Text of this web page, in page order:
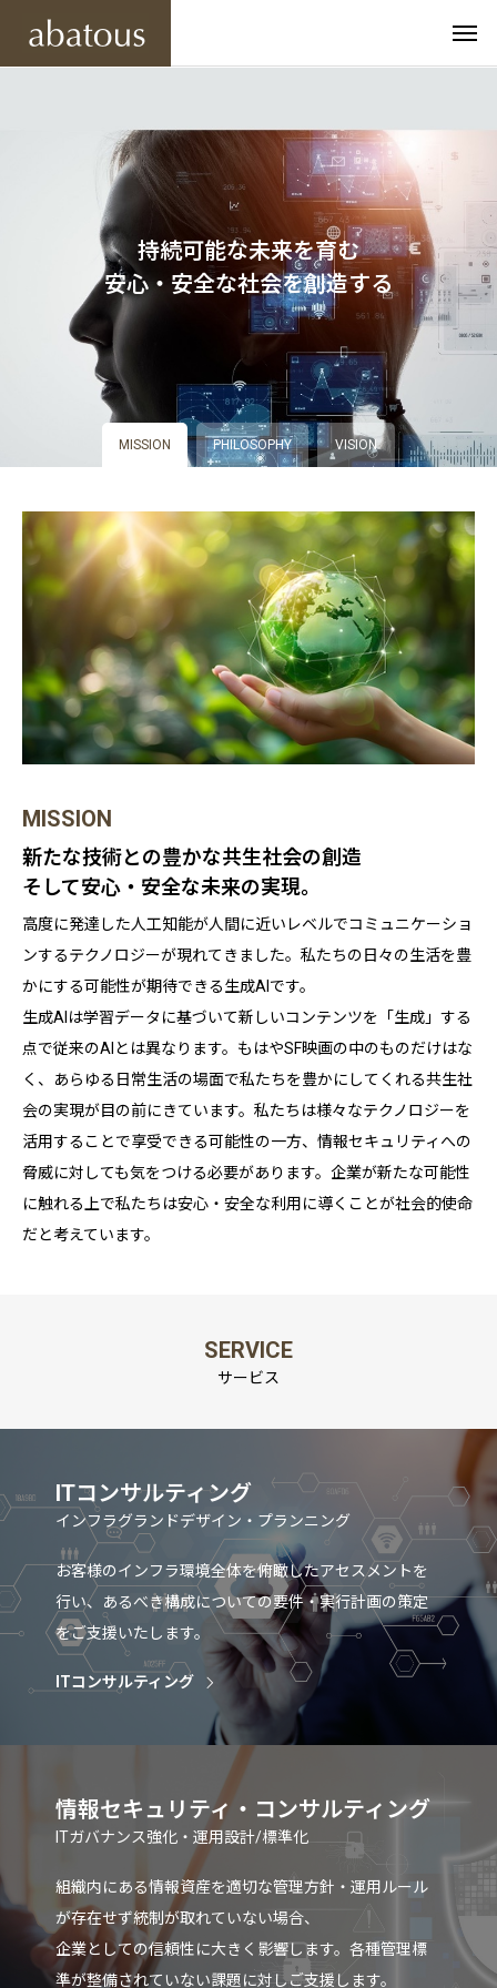
持続可能な未来を育む
安心・安全な社会を創造する
MISSION PHILOSOPHY VISION
MISSION
新たな技術との豊かな共生社会の創造
そして安心・安全な未来の実現。
高度に発達した人工知能が人間に近いレベルでコミュニケーショ
ンするテクノロジーが現れてきました。私たちの日々の生活を豊
かにする可能性が期待できる生成AIです。
生成AIは学習データに基づいて新しいコンテンツを「生成」する
点で従来のAIとは異なります。もはやSF映画の中のものだけはな
く、あらゆる日常生活の場面で私たちを豊かにしてくれる共生社
会の実現が目の前にきています。私たちは様々なテクノロジーを
活用することで享受できる可能性の一方、情報セキュリティへの
脅威に対しても気をつける必要があります。企業が新たな可能性
に触れる上で私たちは安心・安全な利用に導くことが社会的使命
だと考えています。
PHILOSOPHY
全ての人と企業の繁栄のため
「進化を創る可能性」を提供
私たちは、すべての人と企業が持つ潜在力を最大限に引き出すこ
とで、持続的な繁栄へとつなげることができると考えています。
そのために、現状を超えて未来へ進化するための新しい可能性を
創り出し、提供します。
変化の激しい時代においても、私たちは信頼できるパートナーと
して共に歩み、挑戦と成長を支えることで、より良い社会と未来
を築いていきます。
VISION
より豊かで安全な世界の創造
SERVICE
サービス
ITコンサルティング
インフラグランドデザイン・プランニング
お客様のインフラ環境全体を俯瞰したアセスメントを
行い、あるべき構成についての要件・実行計画の策定
をご支援いたします。
ITコンサルティング
情報セキュリティ・コンサルティング
ITガバナンス強化・運用設計/標準化
組織内にある情報資産を適切な管理方針・運用ルール
が存在せず統制が取れていない場合、
企業としての信頼性に大きく影響します。各種管理標
準が整備されていない課題に対しご支援します。